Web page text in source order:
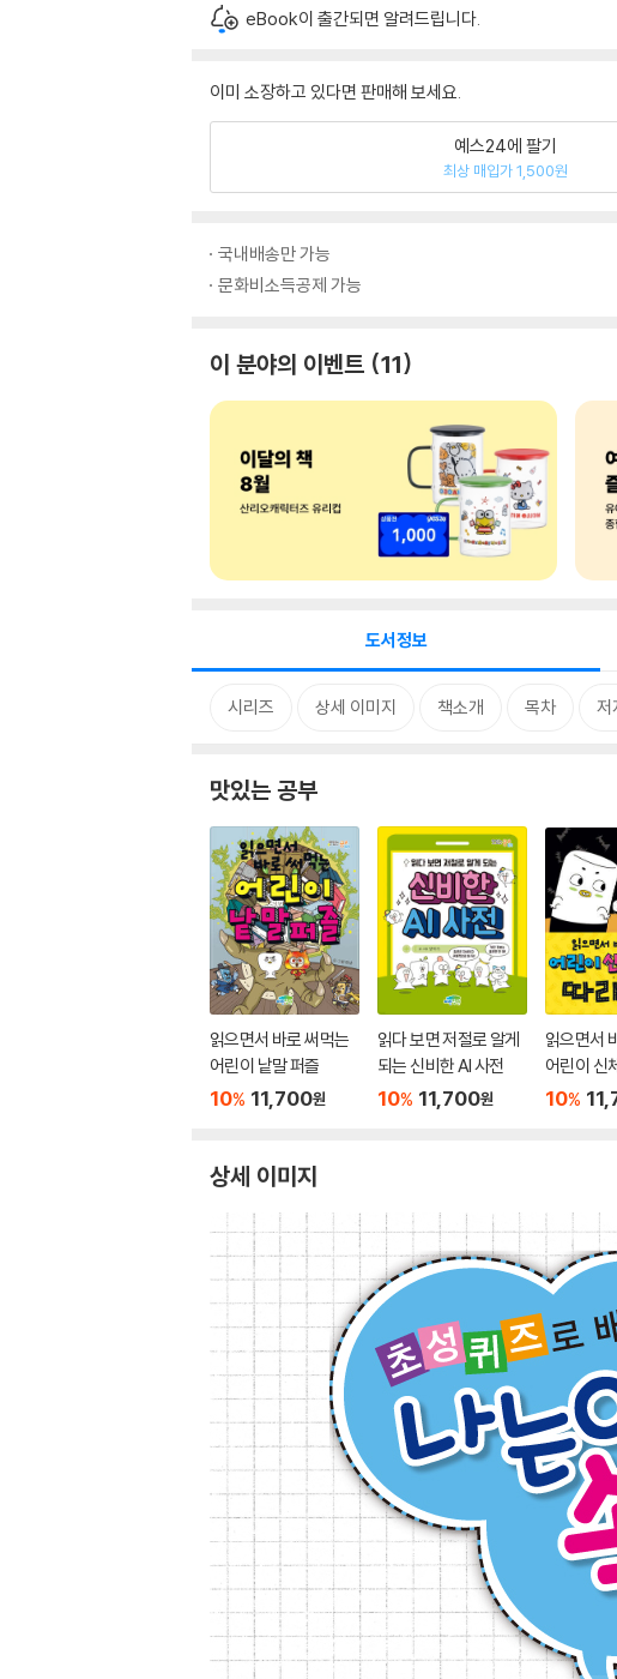
eBook이 출간되면 알려드립니다.
이미 소장하고 있다면 판매해 보세요.
예스24에 팔기
최상 매입가 1,500원
국내배송만 가능
문화비소득공제 가능
이 분야의 이벤트 11
도서정보
시리즈 상세 이미지 책소개 목차 저
맛있는 공부
읽으면서 바로 써먹는
어린이 낱말 퍼즐
10% 11,700원
읽다 보면 저절로 알게
되는 신비한 AI 사전
10% 11,700원
읽으면서
어린이 신
라쓰기
10%
상세 이미지